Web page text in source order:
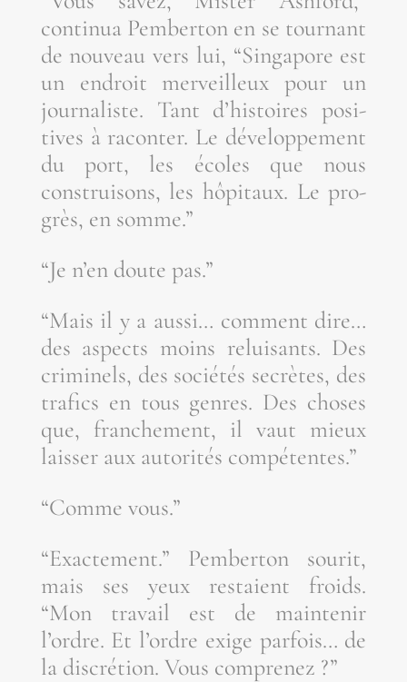
conti­nua Pem­ber­ton en se tour­nant
de nou­veau vers lui, “Sin­ga­pore est
un endroit mer­veilleux pour un
jour­na­liste. Tant d’his­toires posi­
tives à racon­ter. Le déve­lop­pe­ment
du port, les écoles que nous
construi­sons, les hôpi­taux. Le pro­
grès, en somme.”
“Je n’en doute pas.”
“Mais il y a aus­si… com­ment dire…
des aspects moins relui­sants. Des
cri­mi­nels, des socié­tés secrètes, des
tra­fics en tous genres. Des choses
que, fran­che­ment, il vaut mieux
lais­ser aux auto­ri­tés compétentes.”
“Comme vous.”
“Exac­te­ment.” Pem­ber­ton sou­rit,
mais ses yeux res­taient froids.
“Mon tra­vail est de main­te­nir
l’ordre. Et l’ordre exige par­fois… de
la dis­cré­tion. Vous comprenez ?”